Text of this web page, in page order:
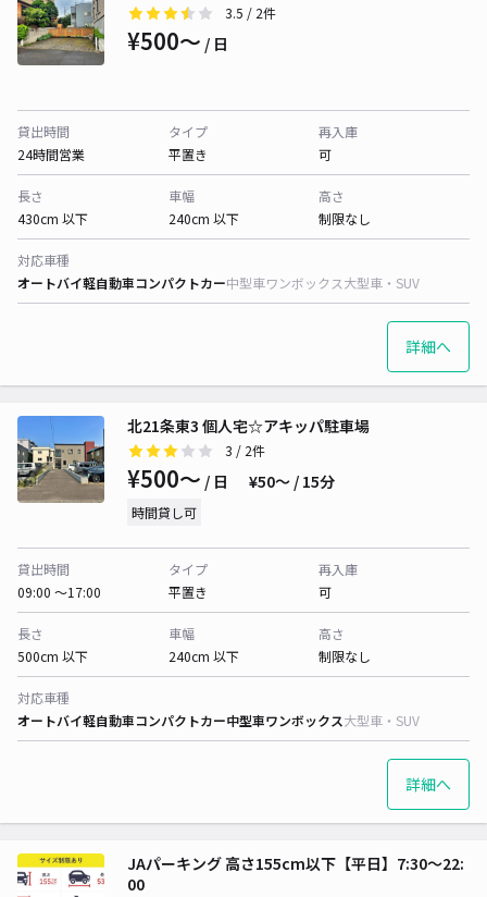
3.5 / 2件
¥500〜 / 日
貸出時間
24時間営業
タイプ
平置き
再入庫
可
長さ
430cm 以下
車幅
240cm 以下
高さ
制限なし
対応車種
オートバイ軽自動車コンパクトカー中型車ワンボックス大型車・SUV
詳細へ
北21条東3 個人宅☆アキッパ駐車場
3 / 2件
¥500〜 / 日 ¥50〜 / 15分
時間貸し可
貸出時間
09:00 〜17:00
タイプ
平置き
再入庫
可
長さ
500cm 以下
車幅
240cm 以下
高さ
制限なし
対応車種
オートバイ軽自動車コンパクトカー中型車ワンボックス大型車・SUV
詳細へ
JAパーキング 高さ155cm以下【平日】7:30～22:
00